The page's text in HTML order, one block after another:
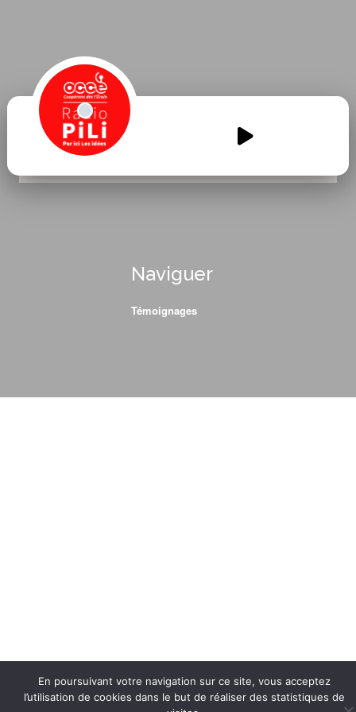
Les-supers-maternelles-de-
Marsac-Consentement-et-
Naviguer
Témoignages
En poursuivant votre navigation sur ce site, vous acceptez
l’utilisation de cookies dans le but de réaliser des statistiques de